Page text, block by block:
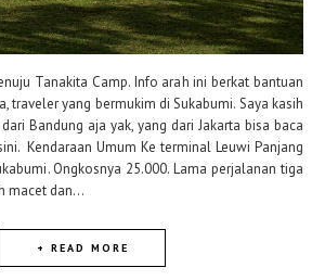
Tanakita Camp. Info arah ini berkat bantuan
traveler yang bermukim di Sukabumi. Saya kasih
Bandung aja yak, yang dari Jakarta bisa baca
Kendaraan Umum Ke terminal Leuwi Panjang
Ongkosnya 25.000. Lama perjalanan tiga
macet dan...
+ READ MORE